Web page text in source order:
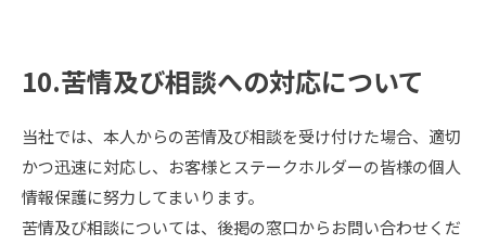
10.苦情及び相談への対応について
当社では、本人からの苦情及び相談を受け付けた場合、適切
かつ迅速に対応し、お客様とステークホルダーの皆様の個人
情報保護に努力してまいります。
苦情及び相談については、後掲の窓口からお問い合わせくだ